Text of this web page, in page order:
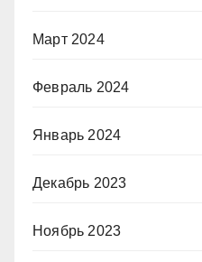
Март 2024
Февраль 2024
Январь 2024
Декабрь 2023
Ноябрь 2023